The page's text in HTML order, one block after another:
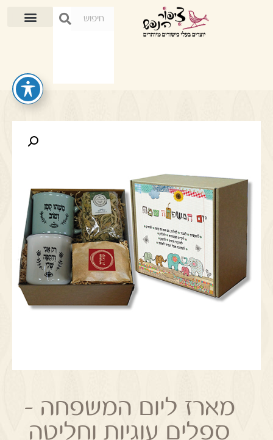
מארז ליום המשפחה –
ספלים עוגיות וחליטה